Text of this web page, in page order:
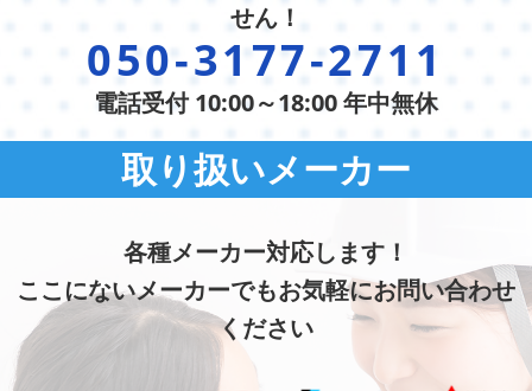
せん！
050-3177-2711
電話受付 10:00～18:00 年中無休
取り扱いメーカー
各種メーカー対応します！
ここにないメーカーでもお気軽にお問い合わせ
ください